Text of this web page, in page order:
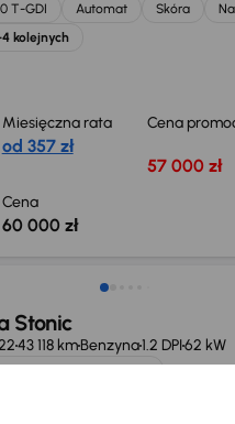
T-GDI Automat Skóra
kolejnych
Miesięczna rata
od 357 zł
Cena
57 000 zł
Cena
60 000 zł
Stonic
43 118 kmBenzyna1.2 DPI62 kW